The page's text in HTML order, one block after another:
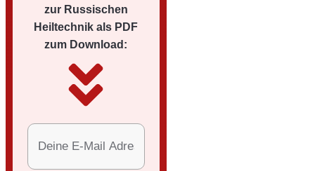
zur Russischen
Heiltechnik als PDF
zum Download: